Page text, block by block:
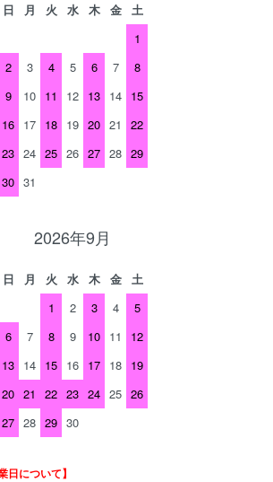
日 月 火 水 木 金
土
1
2
3 4 5 6 7
8
9
10 11 12 13 14 15
16 17 18 19 20 21
22
23 24 25 26 27 28 29
30 31
2026年9月
日 月 火 水 木 金
土
1
2 3 4
5
6
7 8 9 10 11
12
13 14 15 16 17 18 19
20 21 22 23 24 25 26
27 28 29 30
日について】